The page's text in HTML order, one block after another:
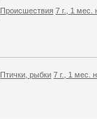
Происшествия 7 г., 1 мес.
Птички, рыбки 7 г., 1 мес.